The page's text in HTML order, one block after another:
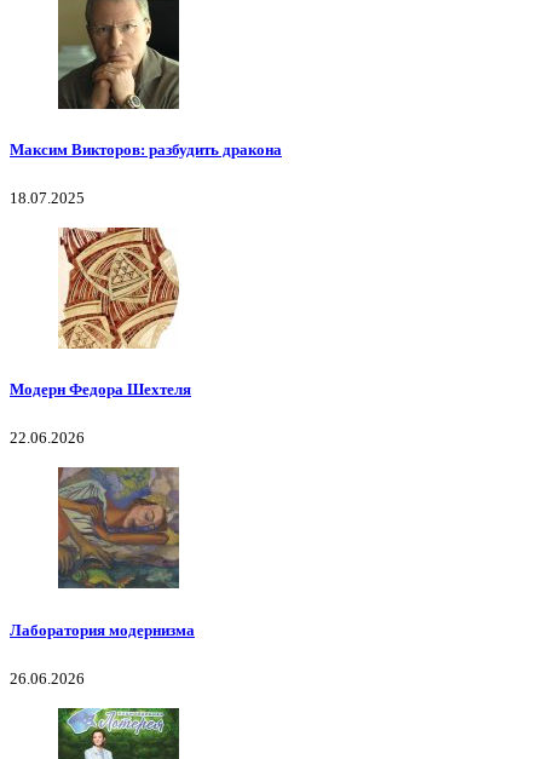
Максим Викторов: разбудить дракона
18.07.2025
Модерн Федора Шехтеля
22.06.2026
Лаборатория модернизма
26.06.2026